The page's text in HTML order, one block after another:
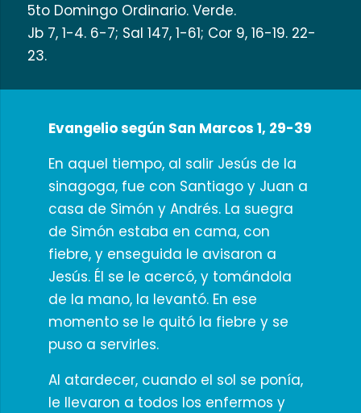
5to Domingo Ordinario. Verde.
Jb 7, 1-4. 6-7; Sal 147, 1-61; Cor 9, 16-19. 22-
23.
Evangelio según San Marcos 1, 29-39
En aquel tiempo, al salir Jesús de la
sinagoga, fue con Santiago y Juan a
casa de Simón y Andrés. La suegra
de Simón estaba en cama, con
fiebre, y enseguida le avisaron a
Jesús. Él se le acercó, y tomándola
de la mano, la levantó. En ese
momento se le quitó la fiebre y se
puso a servirles.
Al atardecer, cuando el sol se ponía,
le llevaron a todos los enfermos y